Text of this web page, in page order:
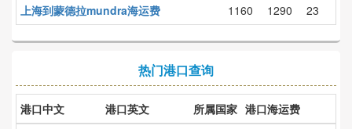
上海到蒙德拉mundra海运费
1160 1290 23
热门港口查询
港口中文 港口英文 所属国家 港口海运费